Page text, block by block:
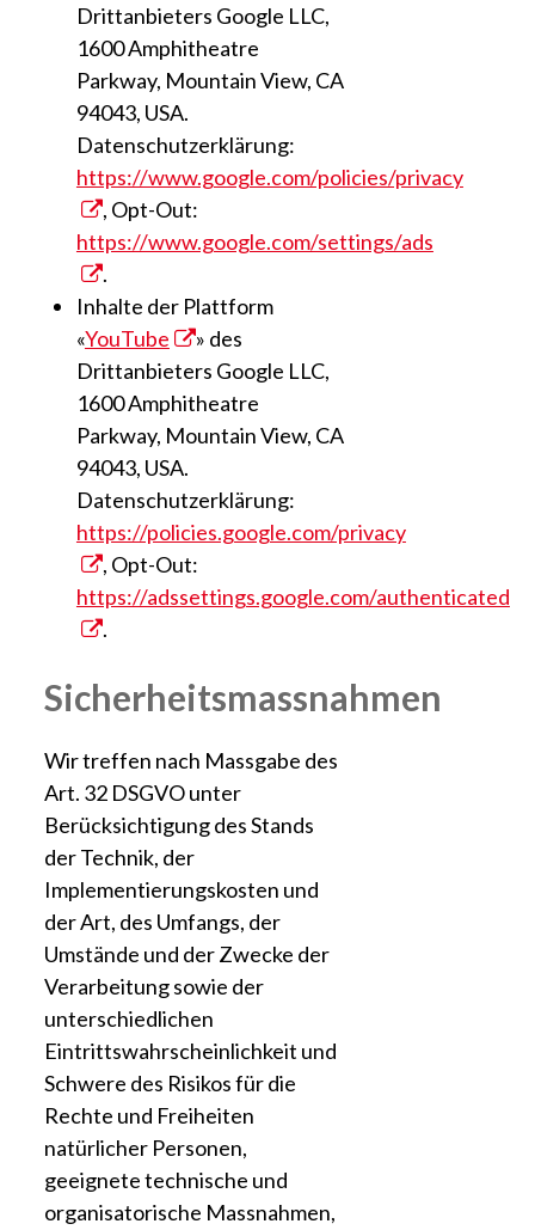
Drittanbieters Google LLC,
1600 Amphitheatre
Parkway, Mountain View, CA
94043, USA.
Datenschutzerklärung:
https://www.google.com/policies/privacy
, Opt-Out:
https://www.google.com/settings/ads
.
Inhalte der Plattform
«YouTube
» des
Drittanbieters Google LLC,
1600 Amphitheatre
Parkway, Mountain View, CA
94043, USA.
Datenschutzerklärung:
https://policies.google.com/privacy
, Opt-Out:
https://adssettings.google.com/authenticated
.
Sicherheitsmassnahmen
Wir treffen nach Massgabe des
Art. 32 DSGVO unter
Berücksichtigung des Stands
der Technik, der
Implementierungskosten und
der Art, des Umfangs, der
Umstände und der Zwecke der
Verarbeitung sowie der
unterschiedlichen
Eintrittswahrscheinlichkeit und
Schwere des Risikos für die
Rechte und Freiheiten
natürlicher Personen,
geeignete technische und
organisatorische Massnahmen,